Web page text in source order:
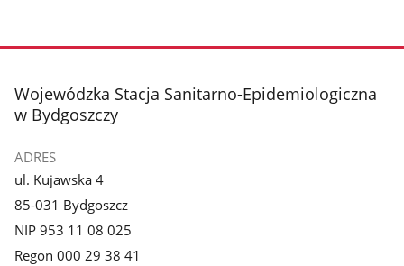
stopka
Wojewódzka Stacja Sanitarno-Epidemiologiczna
w Bydgoszczy
ADRES
ul. Kujawska 4
85-031 Bydgoszcz
NIP 953 11 08 025
Regon 000 29 38 41